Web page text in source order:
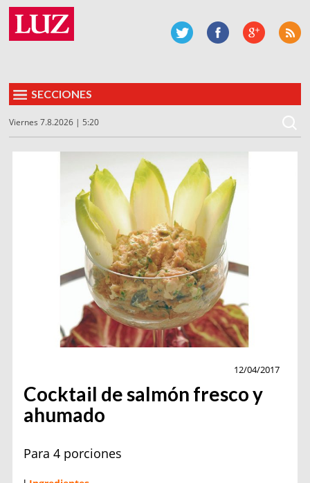
SECCIONES
Viernes 7.8.2026 | 5:20
12/04/2017
Cocktail de salmón fresco y
ahumado
Para 4 porciones